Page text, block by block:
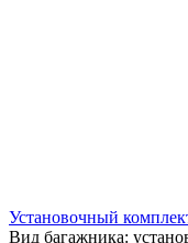
Установочный
Вид багажника: